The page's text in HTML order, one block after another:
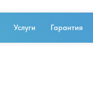
Гарантия
Услуги